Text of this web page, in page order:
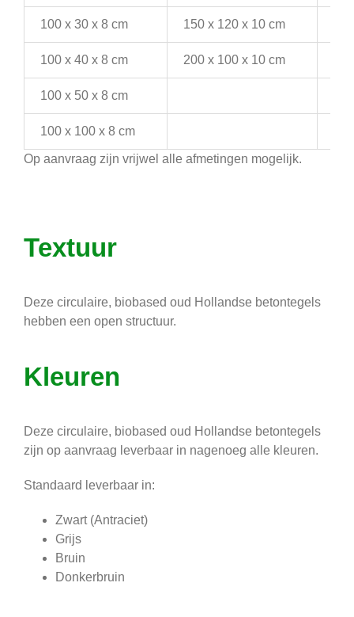
100 x 30 x 8 cm 150 x 120 x 10 cm
100 x 40 x 8 cm 200 x 100 x 10 cm
100 x 50 x 8 cm
100 x 100 x 8 cm
Op aanvraag zijn vrijwel alle afmetingen mogelijk.
Textuur
Deze circulaire, biobased oud Hollandse betontegels
hebben een open structuur.
Kleuren
Deze circulaire, biobased oud Hollandse betontegels
zijn op aanvraag leverbaar in nagenoeg alle kleuren.
Standaard leverbaar in:
Zwart (Antraciet)
Grijs
Bruin
Donkerbruin